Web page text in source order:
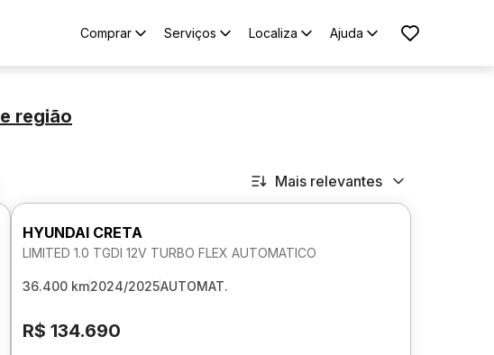
Comprar Serviços Localiza Ajuda
e região
Mais relevantes
HYUNDAI CRETA
LIMITED 1.0 TGDI 12V TURBO FLEX AUTOMATICO
36.400 km2024/2025AUTOMAT.
R$ 134.690